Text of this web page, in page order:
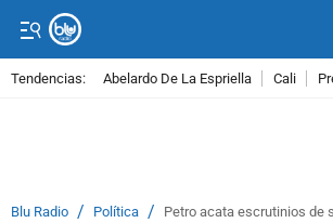
Tendencias: Abelardo De La Espriella Cali
Blu Radio / Política / Petro acata escrutinios de